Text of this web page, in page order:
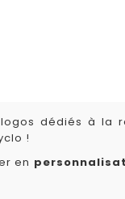
dédiés à la
!
en